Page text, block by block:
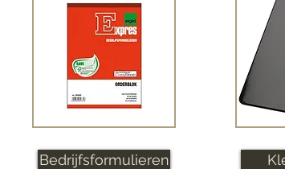
Bedrijfsformulieren